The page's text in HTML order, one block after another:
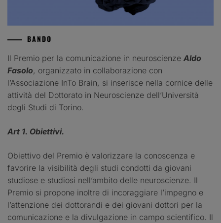
BANDO
Il Premio per la comunicazione in neuroscienze Aldo
Fasolo, organizzato in collaborazione con
l’Associazione InTo Brain, si inserisce nella cornice delle
attività del Dottorato in Neuroscienze dell’Università
degli Studi di Torino.
Art 1. Obiettivi.
Obiettivo del Premio è valorizzare la conoscenza e
favorire la visibilità degli studi condotti da giovani
studiose e studiosi nell’ambito delle neuroscienze. Il
Premio si propone inoltre di incoraggiare l’impegno e
l’attenzione dei dottorandi e dei giovani dottori per la
comunicazione e la divulgazione in campo scientifico. Il